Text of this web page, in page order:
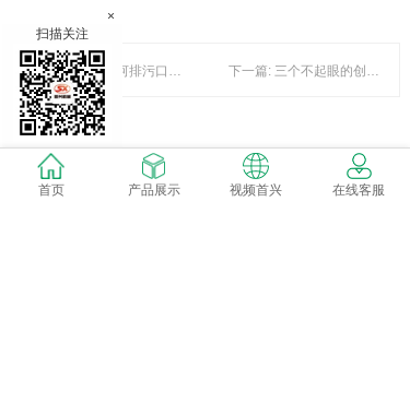
上一篇: 长江入河排污口排查整治专项行动启动 下一篇: 三个不起眼的创业小生意，虽然偏门，其实很暴利
暂时还没有评论，当第一个评论者吧！
首页 产品展示 视频首兴 在线客服
×
扫描关注